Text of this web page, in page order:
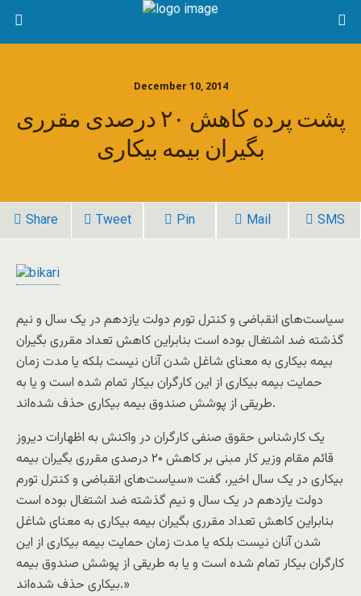
December 10, 2014
پشت پرده کاهش ۲۰ درصدی مقرری
بگیران بیمه بیکاری
Share Tweet Pin Mail SMS
سیاست‌های انقباضی و کنترل تورم دولت یازدهم در یک سال و نیم
گذشته ضد اشتغال بوده است بنابراین کاهش تعداد مقرری بگیران
بیمه بیکاری به معنای شاغل شدن آنان نیست بلکه یا مدت زمان
حمایت بیمه بیکاری از این کارگران بیکار تمام شده است و یا به
طریقی از پوشش صندوق بیمه بیکاری حذف شده‌اند.
یک کار‌شناس حقوق صنفی کارگران در واکنش به اظهارات دیروز
قائم مقام وزیر کار مبنی بر کاهش ۲۰ درصدی مقرری بگیران بیمه
بیکاری در یک سال اخیر، گفت «سیاست‌های انقباضی و کنترل تورم
دولت یازدهم در یک سال و نیم گذشته ضد اشتغال بوده است
بنابراین کاهش تعداد مقرری بگیران بیمه بیکاری به معنای شاغل
شدن آنان نیست بلکه یا مدت زمان حمایت بیمه بیکاری از این
کارگران بیکار تمام شده است و یا به طریقی از پوشش صندوق بیمه
بیکاری حذف شده‌اند.»